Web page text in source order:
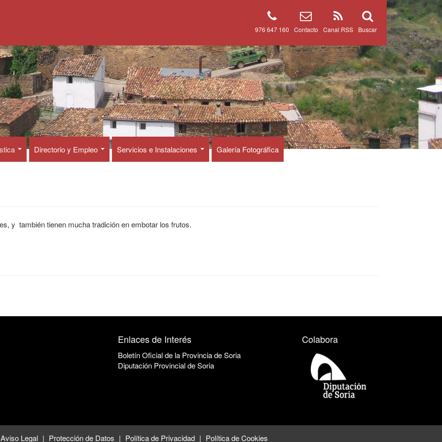
Buscar
Canal RSS
Contacto
976 647 160
Directorio y Empleo Servicios e Instalaciones Galería Fotográfica
y también tienen mucha tradición en embotar los frutos.
Enlaces de Interés
Boletín Oficial de la Provincia de Soria
Diputación Provincial de Soria
Colabora
Aviso Legal Protección de Datos Política de Privacidad Política de Cookies